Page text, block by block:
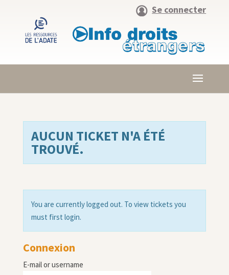
Se connecter
AUCUN TICKET N'A ÉTÉ
TROUVÉ.
You are currently logged out. To view tickets you
must first login.
Connexion
E-mail or username